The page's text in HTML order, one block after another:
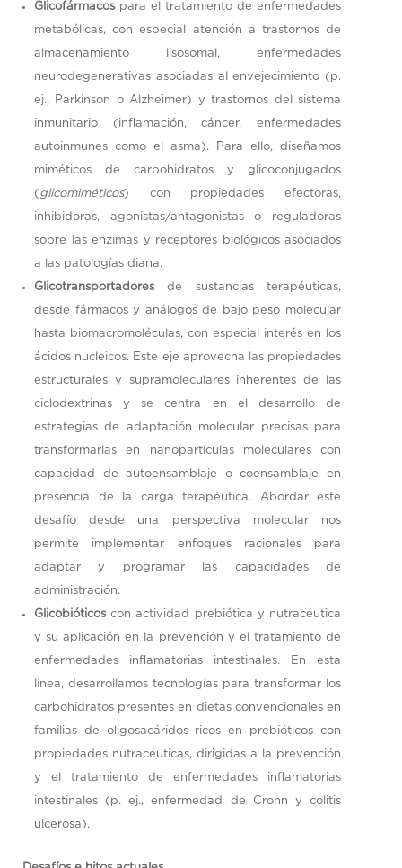
Glicofármacospara el tratamiento de enfermedades
metabólicas, con especial atención a trastornos de
almacenamiento lisosomal, enfermedades
neurodegenerativas asociadas al envejecimiento (p.
ej., Parkinson o Alzheimer) y trastornos del sistema
inmunitario (inflamación, cáncer, enfermedades
autoinmunes como el asma). Para ello, diseñamos
miméticos de carbohidratos y glicoconjugados
(glicomiméticos) con propiedades efectoras,
inhibidoras, agonistas/antagonistas o reguladoras
sobre las enzimas y receptores biológicos asociados
a las patologías diana.
Glicotransportadoresde sustancias terapéuticas,
desde fármacos y análogos de bajo peso molecular
hasta biomacromoléculas, con especial interés en los
ácidos nucleicos. Este eje aprovecha las propiedades
estructurales y supramoleculares inherentes de las
ciclodextrinas y se centra en el desarrollo de
estrategias de adaptación molecular precisas para
transformarlas en nanopartículas moleculares con
capacidad de autoensamblaje o coensamblaje en
presencia de la carga terapéutica. Abordar este
desafío desde una perspectiva molecular nos
permite implementar enfoques racionales para
adaptar y programar las capacidades de
administración.
Glicobióticoscon actividad prebiótica y nutracéutica
y su aplicación en la prevención y el tratamiento de
enfermedades inflamatorias intestinales. En esta
línea, desarrollamos tecnologías para transformar los
carbohidratos presentes en dietas convencionales en
familias de oligosacáridos ricos en prebióticos con
propiedades nutracéuticas, dirigidas a la prevención
y el tratamiento de enfermedades inflamatorias
intestinales (p. ej., enfermedad de Crohn y colitis
ulcerosa).